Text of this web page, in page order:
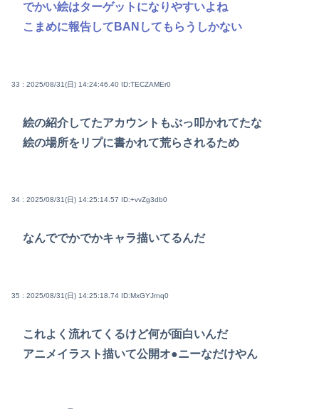
でかい絵はターゲットになりやすいよね
こまめに報告してBANしてもらうしかない
33 : 2025/08/31(日) 14:24:46.40 ID:TECZAMEr0
絵の紹介してたアカウントもぶっ叩かれてたな
絵の場所をリプに書かれて荒らされるため
34 : 2025/08/31(日) 14:25:14.57 ID:+vvZg3db0
なんででかでかキャラ描いてるんだ
35 : 2025/08/31(日) 14:25:18.74 ID:MxGYJrnq0
これよく流れてくるけど何が面白いんだ
アニメイラスト描いて公開オ●ニーなだけやん